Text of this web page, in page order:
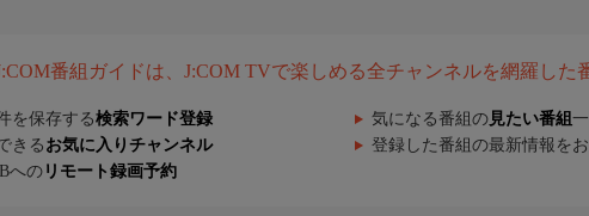
番組ガイドは、J:COM TVで楽しめる全チャンネルを網羅した
を保存する検索ワード登録 気になる番組の 見たい番組
きる お気に入りチャンネル 登録した番組の最新情報を
への リモート録画予約